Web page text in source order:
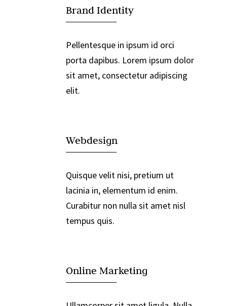
Brand Identity
Pellentesque in ipsum id orci
porta dapibus. Lorem ipsum dolor
sit amet, consectetur adipiscing
elit.
Webdesign
Quisque velit nisi, pretium ut
lacinia in, elementum id enim.
Curabitur non nulla sit amet nisl
tempus quis.
Online Marketing